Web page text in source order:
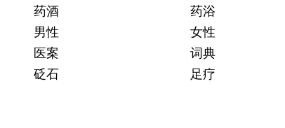
药酒
药浴
男性
女性
医案
词典
砭石 足疗